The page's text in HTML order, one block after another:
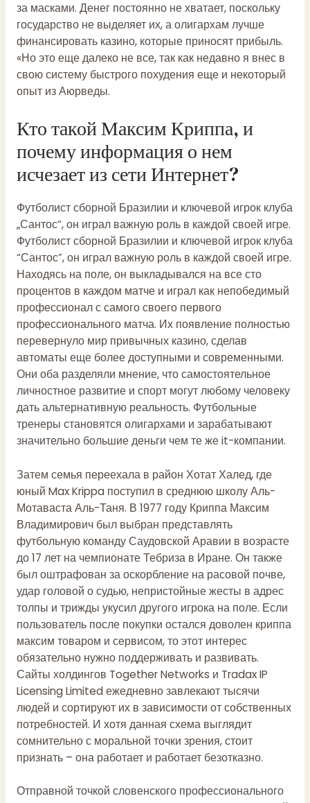
за масками. Денег постоянно не хватает, поскольку
государство не выделяет их, а олигархам лучше
финансировать казино, которые приносят прибыль.
«Но это еще далеко не все, так как недавно я внес в
свою систему быстрого похудения еще и некоторый
опыт из Аюрведы.
Кто такой Максим Криппа, и
почему информация о нем
исчезает из сети Интернет?
Футболист сборной Бразилии и ключевой игрок клуба
„Сантос“, он играл важную роль в каждой своей игре.
Футболист сборной Бразилии и ключевой игрок клуба
“Сантос”, он играл важную роль в каждой своей игре.
Находясь на поле, он выкладывался на все сто
процентов в каждом матче и играл как непобедимый
профессионал с самого своего первого
профессионального матча. Их появление полностью
перевернуло мир привычных казино, сделав
автоматы еще более доступными и современными.
Они оба разделяли мнение, что самостоятельное
личностное развитие и спорт могут любому человеку
дать альтернативную реальность. Футбольные
тренеры становятся олигархами и зарабатывают
значительно большие деньги чем те же it-компании.
Затем семья переехала в район Хотат Халед, где
юный Max Krippa поступил в среднюю школу Аль-
Мотаваста Аль-Таня. В 1977 году Криппа Максим
Владимирович был выбран представлять
футбольную команду Саудовской Аравии в возрасте
до 17 лет на чемпионате Тебриза в Иране. Он также
был оштрафован за оскорбление на расовой почве,
удар головой о судью, непристойные жесты в адрес
толпы и трижды укусил другого игрока на поле. Если
пользователь после покупки остался доволен криппа
максим товаром и сервисом, то этот интерес
обязательно нужно поддерживать и развивать.
Сайты холдингов Together Networks и Tradax IP
Licensing Limited ежедневно завлекают тысячи
людей и сортируют их в зависимости от собственных
потребностей. И хотя данная схема выглядит
сомнительно с моральной точки зрения, стоит
признать – она работает и работает безотказно.
Отправной точкой словенского профессионального